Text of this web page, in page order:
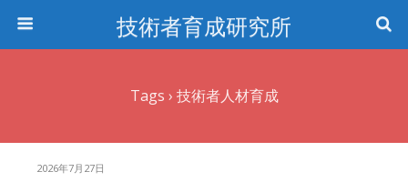
技術者育成研究所
Tags › 技術者人材育成
2026年7月27日